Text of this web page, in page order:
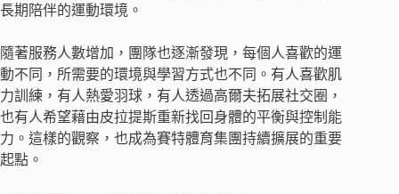
長期陪伴的運動環境。
隨著服務人數增加，團隊也逐漸發現，每個人喜歡的運
動不同，所需要的環境與學習方式也不同。有人喜歡肌
力訓練，有人熱愛羽球，有人透過高爾夫拓展社交圈，
也有人希望藉由皮拉提斯重新找回身體的平衡與控制能
力。這樣的觀察，也成為賽特體育集團持續擴展的重要
起點。